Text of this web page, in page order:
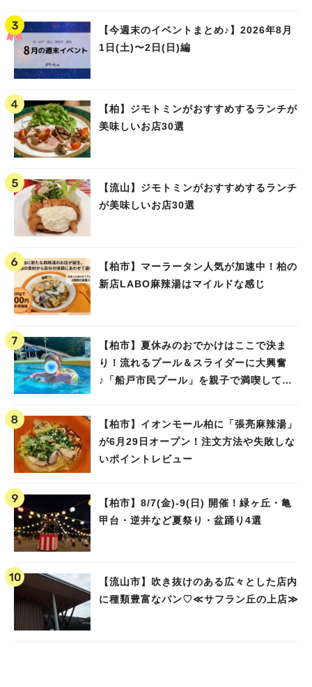
【今週末のイベントまとめ♪】2026年8月
1日(土)〜2日(日)編
【柏】ジモトミンがおすすめするランチが
美味しいお店30選
【流山】ジモトミンがおすすめするランチ
が美味しいお店30選
【柏市】マーラータン人気が加速中！柏の
新店LABO麻辣湯はマイルドな感じ
【柏市】夏休みのおでかけはここで決ま
り！流れるプール＆スライダーに大興奮
♪「船戸市民プール」を親子で満喫してき
【柏市】イオンモール柏に「張亮麻辣湯」
が6月29日オープン！注文方法や失敗しな
いポイントレビュー
【柏市】8/7(金)‐9(日) 開催！緑ヶ丘・亀
甲台・逆井など夏祭り・盆踊り4選
【流山市】吹き抜けのある広々とした店内
に種類豊富なパン♡≪サフラン丘の上店≫